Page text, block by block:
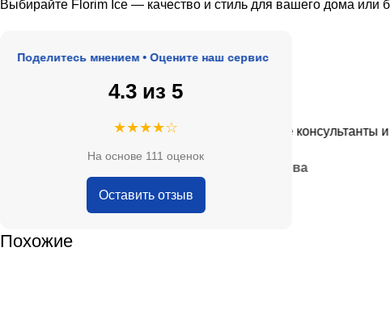
Выбирайте Florim Ice — качество и стиль для вашего дома или
мнением • Оцените наш сервис
4.3 из 5
★★★★☆
На основе 111 оценок
Оставить отзыв
адекватные цены.
★★★★★
Очень приятные консультанты и
Похожие